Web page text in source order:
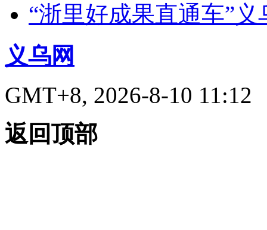
“浙里好成果直通车”
义乌网
GMT+8, 2026-8-10 11:12
返回顶部